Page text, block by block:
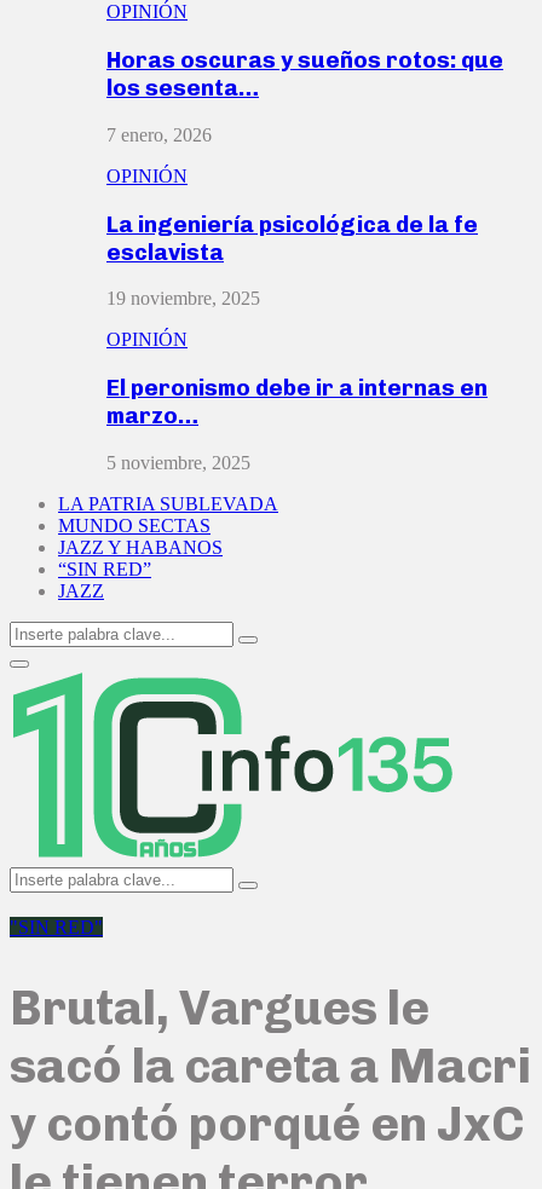
OPINIÓN
Horas oscuras y sueños rotos: que
los sesenta…
7 enero, 2026
OPINIÓN
La ingeniería psicológica de la fe
esclavista
19 noviembre, 2025
OPINIÓN
El peronismo debe ir a internas en
marzo…
5 noviembre, 2025
LA PATRIA SUBLEVADA
MUNDO SECTAS
JAZZ Y HABANOS
“SIN RED”
JAZZ
Search
for:
Search
Primary
Menu
Search
for:
Search
"SIN RED"
Brutal, Vargues le
sacó la careta a Macri
y contó porqué en JxC